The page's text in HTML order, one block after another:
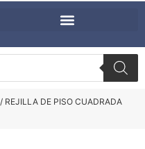
/ REJILLA DE PISO CUADRADA